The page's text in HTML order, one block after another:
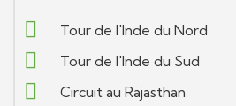
Tour de l'Inde du Nord
Tour de l'Inde du Sud
Circuit au Rajasthan